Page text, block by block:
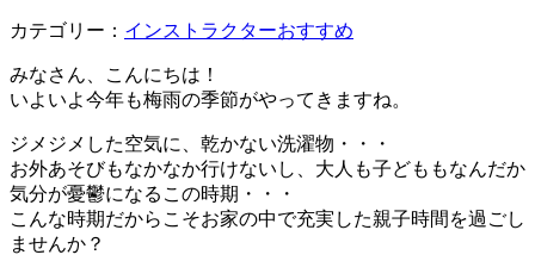
カテゴリー： インストラクターおすすめ
みなさん、こんにちは！
いよいよ今年も梅雨の季節がやってきますね。
ジメジメした空気に、乾かない洗濯物・・・
お外あそびもなかなか行けないし、大人も子どももなんだか
気分が憂鬱になるこの時期・・・
こんな時期だからこそお家の中で充実した親子時間を過ごし
ませんか？